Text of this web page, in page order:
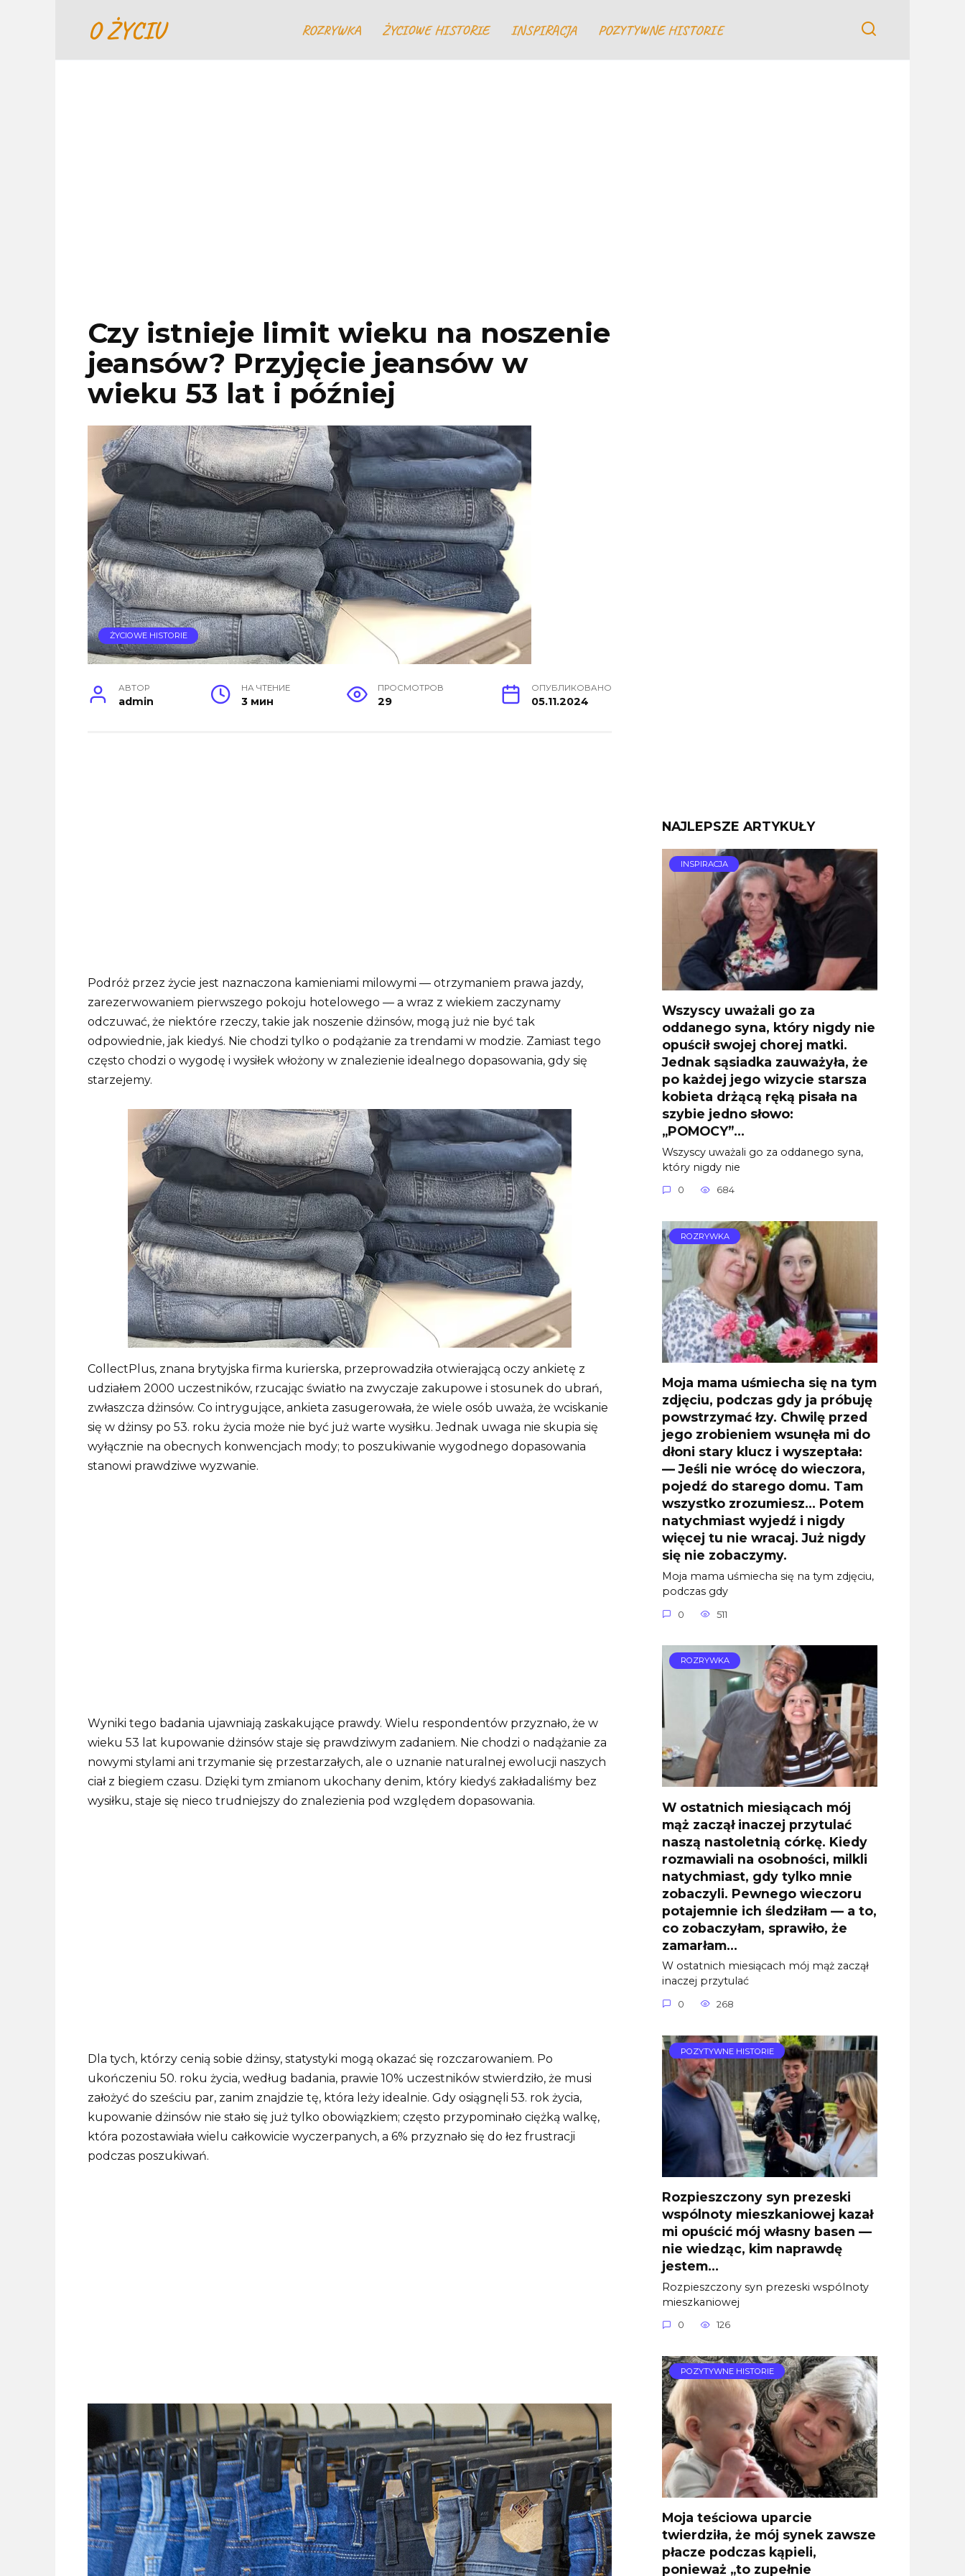
O ŻYCIU ROZRYWKA ŻYCIOWE HISTORIE INSPIRACJA POZYTYWNE HISTORIE
Czy istnieje limit wieku na noszenie
jeansów? Przyjęcie jeansów w
wieku 53 lat i później
ŻYCIOWE HISTORIE
АВТОР
admin
НА ЧТЕНИЕ
3 мин
ПРОСМОТРОВ
29
ОПУБЛИКОВАНО
05.11.2024
Podróż przez życie jest naznaczona kamieniami milowymi — otrzymaniem prawa jazdy,
zarezerwowaniem pierwszego pokoju hotelowego — a wraz z wiekiem zaczynamy
odczuwać, że niektóre rzeczy, takie jak noszenie dżinsów, mogą już nie być tak
odpowiednie, jak kiedyś. Nie chodzi tylko o podążanie za trendami w modzie. Zamiast tego
często chodzi o wygodę i wysiłek włożony w znalezienie idealnego dopasowania, gdy się
starzejemy.
CollectPlus, znana brytyjska firma kurierska, przeprowadziła otwierającą oczy ankietę z
udziałem 2000 uczestników, rzucając światło na zwyczaje zakupowe i stosunek do ubrań,
zwłaszcza dżinsów. Co intrygujące, ankieta zasugerowała, że ​​wiele osób uważa, że ​​wciskanie
się w dżinsy po 53. roku życia może nie być już warte wysiłku. Jednak uwaga nie skupia się
wyłącznie na obecnych konwencjach mody; to poszukiwanie wygodnego dopasowania
stanowi prawdziwe wyzwanie.
Wyniki tego badania ujawniają zaskakujące prawdy. Wielu respondentów przyznało, że w
wieku 53 lat kupowanie dżinsów staje się prawdziwym zadaniem. Nie chodzi o nadążanie za
nowymi stylami ani trzymanie się przestarzałych, ale o uznanie naturalnej ewolucji naszych
ciał z biegiem czasu. Dzięki tym zmianom ukochany denim, który kiedyś zakładaliśmy bez
wysiłku, staje się nieco trudniejszy do znalezienia pod względem dopasowania.
Dla tych, którzy cenią sobie dżinsy, statystyki mogą okazać się rozczarowaniem. Po
ukończeniu 50. roku życia, według badania, prawie 10% uczestników stwierdziło, że musi
założyć do sześciu par, zanim znajdzie tę, która leży idealnie. Gdy osiągnęli 53. rok życia,
kupowanie dżinsów nie stało się już tylko obowiązkiem; często przypominało ciężką walkę,
która pozostawiała wielu całkowicie wyczerpanych, a 6% przyznało się do łez frustracji
podczas poszukiwań.
NAJLEPSZE ARTYKUŁY
INSPIRACJA
Wszyscy uważali go za
oddanego syna, który nigdy nie
opuścił swojej chorej matki.
Jednak sąsiadka zauważyła, że
po każdej jego wizycie starsza
kobieta drżącą ręką pisała na
szybie jedno słowo:
„POMOCY”…
Wszyscy uważali go za oddanego syna,
który nigdy nie
0 684
ROZRYWKA
Moja mama uśmiecha się na tym
zdjęciu, podczas gdy ja próbuję
powstrzymać łzy. Chwilę przed
jego zrobieniem wsunęła mi do
dłoni stary klucz i wyszeptała:
— Jeśli nie wrócę do wieczora,
pojedź do starego domu. Tam
wszystko zrozumiesz… Potem
natychmiast wyjedź i nigdy
więcej tu nie wracaj. Już nigdy
się nie zobaczymy.
Moja mama uśmiecha się na tym zdjęciu,
podczas gdy
0 511
ROZRYWKA
W ostatnich miesiącach mój
mąż zaczął inaczej przytulać
naszą nastoletnią córkę. Kiedy
rozmawiali na osobności, milkli
natychmiast, gdy tylko mnie
zobaczyli. Pewnego wieczoru
potajemnie ich śledziłam — a to,
co zobaczyłam, sprawiło, że
zamarłam…
W ostatnich miesiącach mój mąż zaczął
inaczej przytulać
0 268
POZYTYWNE HISTORIE
Rozpieszczony syn prezeski
wspólnoty mieszkaniowej kazał
mi opuścić mój własny basen —
nie wiedząc, kim naprawdę
jestem…
Rozpieszczony syn prezeski wspólnoty
mieszkaniowej
0 126
POZYTYWNE HISTORIE
Moja teściowa uparcie
twierdziła, że mój synek zawsze
płacze podczas kąpieli,
ponieważ „to zupełnie